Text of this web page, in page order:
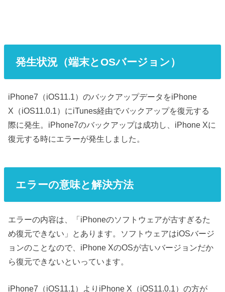
発生状況（端末とOSバージョン）
iPhone7（iOS11.1）のバックアップデータをiPhone
X（iOS11.0.1）にiTunes経由でバックアップを復元する
際に発生。iPhone7のバックアップは成功し、iPhone Xに
復元する時にエラーが発生しました。
エラーの意味と解決方法
エラーの内容は、「iPhoneのソフトウェアが古すぎるた
め復元できない」とあります。ソフトウェアはiOSバージ
ョンのことなので、iPhone XのOSが古いバージョンだか
ら復元できないといっています。
iPhone7（iOS11.1）よりiPhone X（iOS11.0.1）の方が